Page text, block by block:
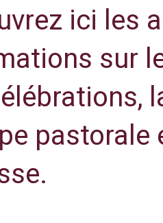
ici les
sur
pastorale